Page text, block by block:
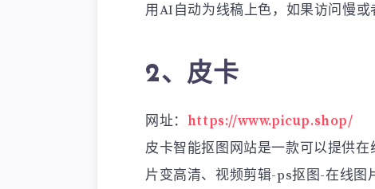
用AI自动为线稿上色，如果访问慢或
2、皮卡
网址： https://www.picup.shop/
皮卡智能抠图网站是一款可以提供
片变高清、视频剪辑-ps抠图-在线